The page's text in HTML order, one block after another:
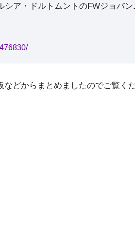
ア・ドルトムントのFWジョバ
どからまとめましたのでご覧くだ